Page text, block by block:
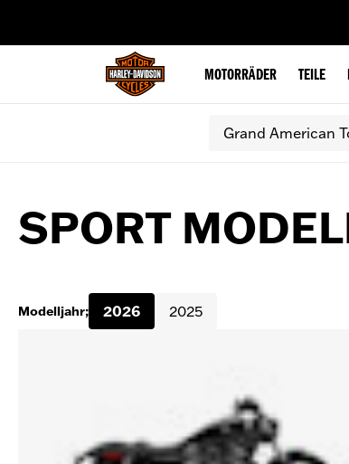
MOTORRÄDER TEILE
Grand American
SPORT
Modelljahr; 2026 2025